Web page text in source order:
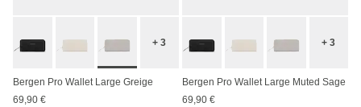
+ 3
Bergen Pro Wallet Large Greige
69,90 €
+ 3
Bergen Pro Wallet Large Muted Sage
69,90 €